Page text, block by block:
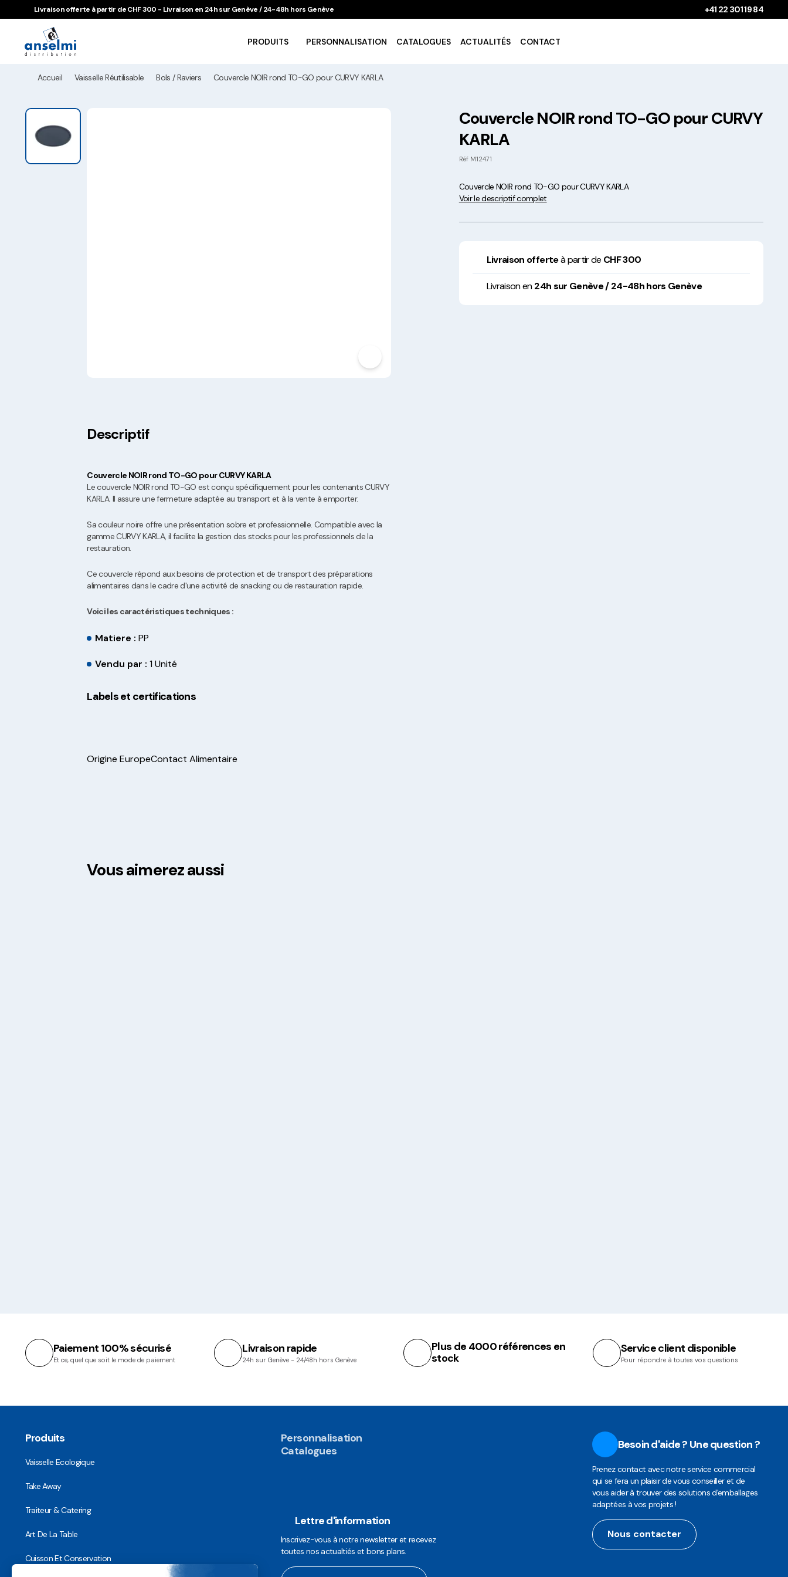
Aller au contenu
Aller à la navigation principale
Livraison offerte à partir de CHF 300 - Livraison en 24h sur Genève / 24-48h hors Genève +41 22 301 19 84
PRODUITS
Gobelets à boissons
en Europe
PERSONNALISATION CATALOGUES ACTUALITÉS CONTACT
Accueil Vaisselle Réutilisable Bols / Raviers Couvercle NOIR rond TO-GO pour CURVY KARLA
Couvercle NOIR rond TO-GO pour CURVY
KARLA
Réf M12471
Couvercle NOIR rond TO-GO pour CURVY KARLA
Voir le descriptif complet
Livraison offerteà partir de CHF 300
Livraison en24h sur Genève / 24-48h hors Genève
Descriptif
Couvercle NOIR rond TO-GO pour CURVY KARLA
Le couvercle NOIR rond TO-GO est conçu spécifiquement pour les contenants CURVY
KARLA. Il assure une fermeture adaptée au transport et à la vente à emporter.
Sa couleur noire offre une présentation sobre et professionnelle. Compatible avec la
gamme CURVY KARLA, il facilite la gestion des stocks pour les professionnels de la
restauration.
Ce couvercle répond aux besoins de protection et de transport des préparations
alimentaires dans le cadre d'une activité de snacking ou de restauration rapide.
Voici les caractéristiques techniques :
Matiere :PP
Vendu par :1 Unité
Labels et certifications
Origine EuropeContact Alimentaire
Vous aimerez aussi
Paiement 100% sécurisé
Et ce, quel que soit le mode de paiement
Livraison rapide
24h sur Genève - 24/48h hors Genève
Plus de 4000 références en
stock
Service client disponible
Pour répondre à toutes vos questions
Produits
Vaisselle Ecologique
Take Away
Traiteur & Catering
Art De La Table
Cuisson Et Conservation
Personnalisation
Catalogues
Lettre d'information
Inscrivez-vous à notre newsletter et recevez
toutes nos actualtiés et bons plans.
Besoin d'aide ? Une question ?
Prenez contact avec notre service commercial
qui se fera un plaisir de vous conseiller et de
vous aider à trouver des solutions d'emballages
adaptées à vos projets !
Nous contacter